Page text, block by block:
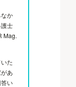
か
士
Mag.
た
あ
い